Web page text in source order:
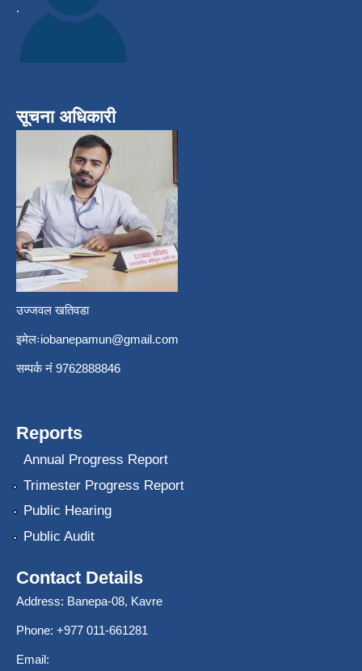
.
सूचना अधिकारी
उज्जवल खतिवडा
इमेलःiobanepamun@gmail.com
सम्पर्क नंं 9762888846
Reports
Annual Progress Report
Trimester Progress Report
Public Hearing
Public Audit
Contact Details
Address: Banepa-08, Kavre
Phone: +977 011-661281
Email: